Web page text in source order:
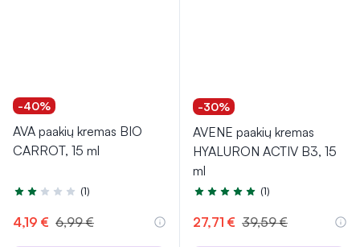
-40%
AVA paakių kremas BIO
CARROT, 15 ml
Įvertinimas 2.0 iš 5
(1)
4,19 € 6,99 €
-30%
AVENE paakių kremas
HYALURON ACTIV B3, 15
ml
Įvertinimas 5.0 iš 5
(1)
27,71 € 39,59 €